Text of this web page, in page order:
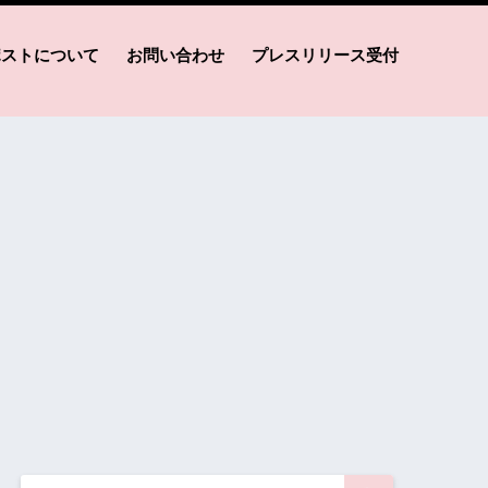
トについて お問い合わせ プレスリリース受付